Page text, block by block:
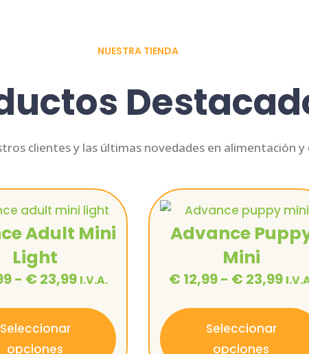
NUESTRA TIENDA
clientes y las últimas novedades en alimentación y
Adult Mini
Light
- € 23,99 I.V.A.
Seleccionar
opciones
Advance
Mini
€ 12,99- € 23,99
Seleccionar
opciones